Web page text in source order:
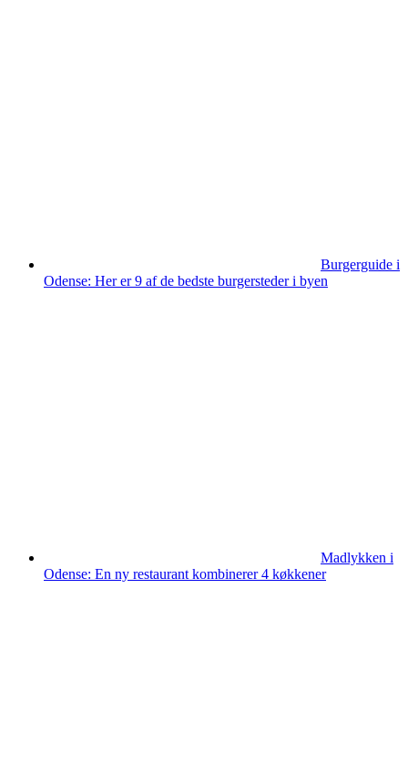
Burgerguide i
Odense: Her er 9 af de bedste burgersteder i byen
Madlykken i
Odense: En ny restaurant kombinerer 4 køkkener